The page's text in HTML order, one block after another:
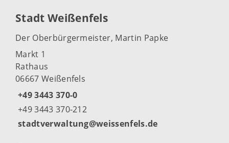
Stadt Weißenfels
Der Oberbürgermeister, Martin Papke
Markt 1
Rathaus
06667 Weißenfels
+49 3443 370-0
+49 3443 370-212
stadtverwaltung@weissenfels.de